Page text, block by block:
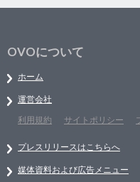
OVOについて
ホーム
運営会社
利用規約
サイトポリシー
プレスリリースはこちらへ
媒体資料および広告メニュー